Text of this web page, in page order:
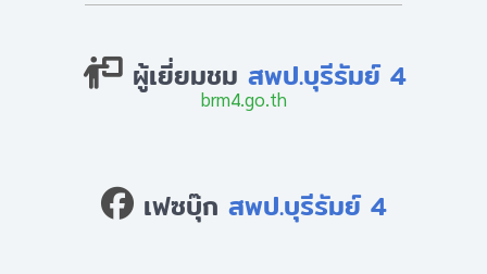
ผู้เยี่ยมชม สพป.บุรีรัมย์ 4
brm4.go.th
เฟซบุ๊ก สพป.บุรีรัมย์ 4